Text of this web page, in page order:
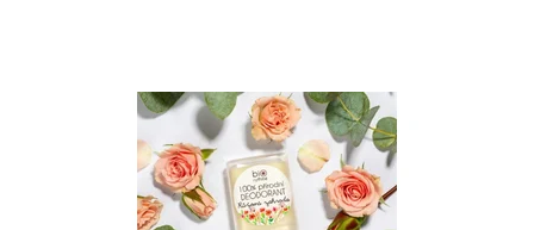
Dostupnost:
Skladem
Biorythme